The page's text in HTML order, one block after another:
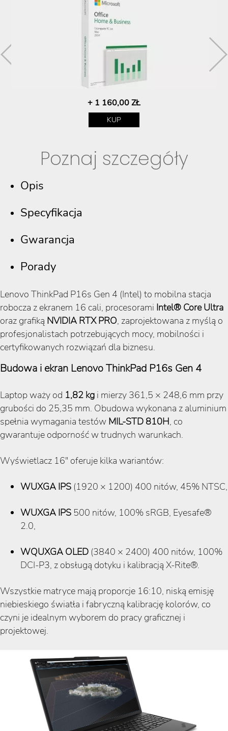
+ 1 160,00 ZŁ
KUP
Poznaj szczegóły
Opis
Specyfikacja
Gwarancja
Porady
Lenovo ThinkPad P16s Gen 4 (Intel) to mobilna stacja
robocza z ekranem 16 cali, procesorami Intel® Core Ultra
oraz grafiką NVIDIA RTX PRO, zaprojektowana z myślą o
profesjonalistach potrzebujących mocy, mobilności i
certyfikowanych rozwiązań dla biznesu.
Budowa i ekran Lenovo ThinkPad P16s Gen 4
Laptop waży od 1,82 kg i mierzy 361,5 × 248,6 mm przy
grubości do 25,35 mm. Obudowa wykonana z aluminium
spełnia wymagania testów MIL-STD 810H, co
gwarantuje odporność w trudnych warunkach.
Wyświetlacz 16" oferuje kilka wariantów:
WUXGA IPS (1920 × 1200) 400 nitów, 45% NTSC,
WUXGA IPS 500 nitów, 100% sRGB, Eyesafe®
2.0,
WQUXGA OLED (3840 × 2400) 400 nitów, 100%
DCI-P3, z obsługą dotyku i kalibracją X-Rite®.
Wszystkie matryce mają proporcje 16:10, niską emisję
niebieskiego światła i fabryczną kalibrację kolorów, co
czyni je idealnym wyborem do pracy graficznej i
projektowej.